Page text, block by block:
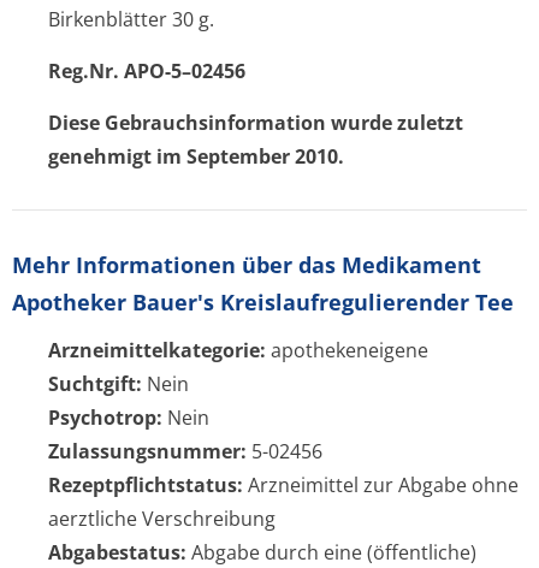
Birkenblätter 30 g.
Reg.Nr. APO-5–02456
Diese Gebrauchsinfor­mation wurde zuletzt
genehmigt im September 2010.
Mehr Informationen über das Medikament
Apotheker Bauer's Kreislaufregulierender Tee
Arzneimittelkategorie: apothekeneigene
Suchtgift: Nein
Psychotrop: Nein
Zulassungsnummer: 5-02456
Rezeptpflichtstatus: Arzneimittel zur Abgabe ohne
aerztliche Verschreibung
Abgabestatus: Abgabe durch eine (öffentliche)